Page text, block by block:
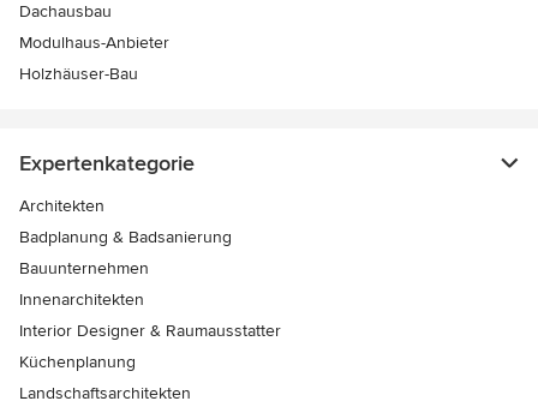
Dachausbau
Modulhaus-Anbieter
Holzhäuser-Bau
Expertenkategorie
Architekten
Badplanung & Badsanierung
Bauunternehmen
Innenarchitekten
Interior Designer & Raumausstatter
Küchenplanung
Landschaftsarchitekten